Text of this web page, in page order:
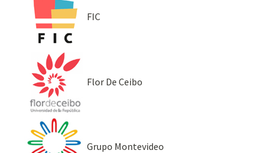
FIC
Flor De Ceibo
Grupo Montevideo